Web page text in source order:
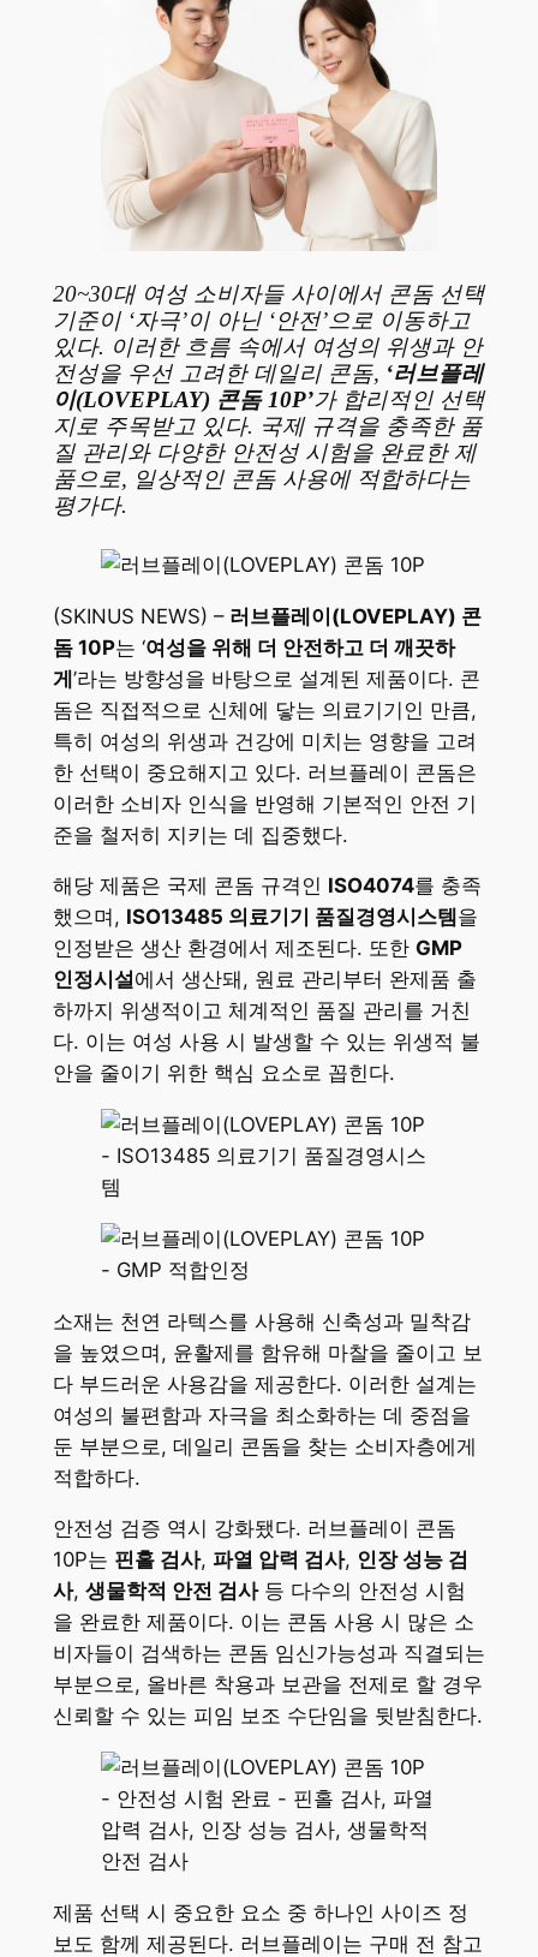
20~30대 여성 소비자들 사이에서 콘돔 선택
기준이 ‘자극’이 아닌 ‘안전’으로 이동하고
있다. 이러한 흐름 속에서 여성의 위생과 안
전성을 우선 고려한 데일리 콘돔, ‘러브플레
이(LOVEPLAY) 콘돔 10P’가 합리적인 선택
지로 주목받고 있다. 국제 규격을 충족한 품
질 관리와 다양한 안전성 시험을 완료한 제
품으로, 일상적인 콘돔 사용에 적합하다는
평가다.
(SKINUS NEWS) – 러브플레이(LOVEPLAY) 콘
돔 10P는 ‘여성을 위해 더 안전하고 더 깨끗하
게’라는 방향성을 바탕으로 설계된 제품이다. 콘
돔은 직접적으로 신체에 닿는 의료기기인 만큼,
특히 여성의 위생과 건강에 미치는 영향을 고려
한 선택이 중요해지고 있다. 러브플레이 콘돔은
이러한 소비자 인식을 반영해 기본적인 안전 기
준을 철저히 지키는 데 집중했다.
해당 제품은 국제 콘돔 규격인 ISO4074를 충족
했으며, ISO13485 의료기기 품질경영시스템 을
인정받은 생산 환경에서 제조된다. 또한 GMP
인정시설에서 생산돼, 원료 관리부터 완제품 출
하까지 위생적이고 체계적인 품질 관리를 거친
다. 이는 여성 사용 시 발생할 수 있는 위생적 불
안을 줄이기 위한 핵심 요소로 꼽힌다.
소재는 천연 라텍스를 사용해 신축성과 밀착감
을 높였으며, 윤활제를 함유해 마찰을 줄이고 보
다 부드러운 사용감을 제공한다. 이러한 설계는
여성의 불편함과 자극을 최소화하는 데 중점을
둔 부분으로, 데일리 콘돔을 찾는 소비자층에게
적합하다.
안전성 검증 역시 강화됐다. 러브플레이 콘돔
10P는 핀홀 검사, 파열 압력 검사, 인장 성능 검
사, 생물학적 안전 검사등 다수의 안전성 시험
을 완료한 제품이다. 이는 콘돔 사용 시 많은 소
비자들이 검색하는 콘돔 임신가능성과 직결되는
부분으로, 올바른 착용과 보관을 전제로 할 경우
신뢰할 수 있는 피임 보조 수단임을 뒷받침한다.
제품 선택 시 중요한 요소 중 하나인 사이즈 정
보도 함께 제공된다. 러브플레이는 구매 전 참고